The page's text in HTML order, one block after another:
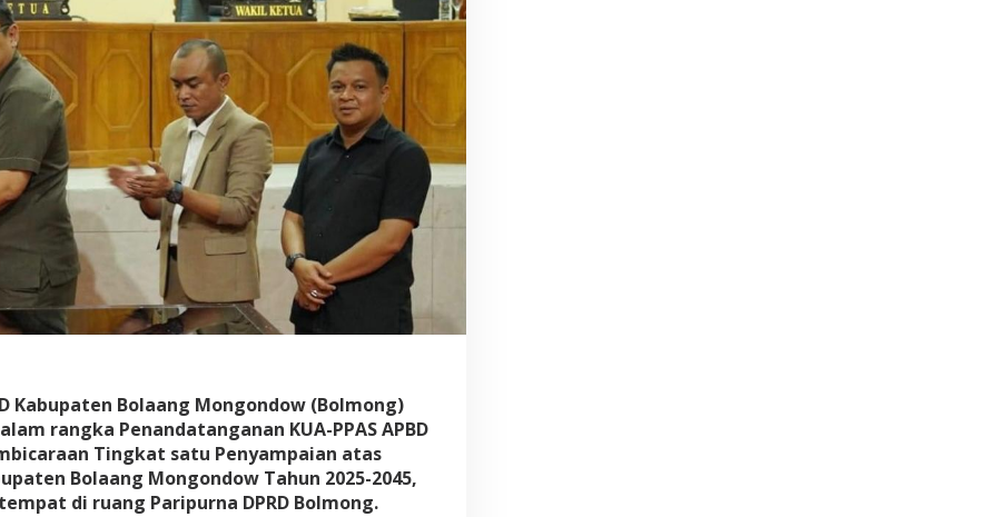
Kabupaten Bolaang Mongondow (Bolmong)
rangka Penandatanganan KUA-PPAS APBD
Tingkat satu Penyampaian atas
Bolaang Mongondow Tahun 2025-2045,
di ruang Paripurna DPRD Bolmong.